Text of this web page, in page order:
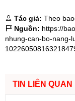
Tác giả: Theo
Nguồn: https://
nhung-can-bo-nang-
TIN LIÊN QUAN